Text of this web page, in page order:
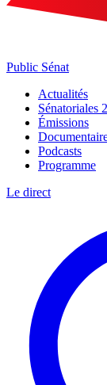
Public Sénat
Actualités
Sénatoriales
Émissions
Podcasts
Programme
Le direct